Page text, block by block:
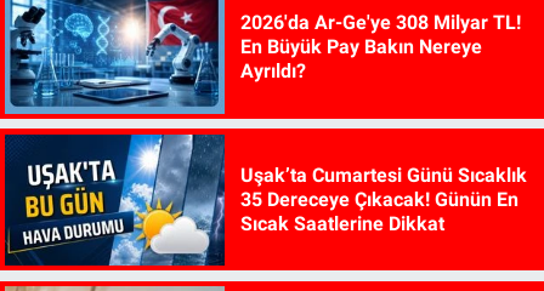
2026'da Ar-Ge'ye 308 Milyar TL!
En Büyük Pay Bakın Nereye
Ayrıldı?
Uşak’ta Cumartesi Günü Sıcaklık
35 Dereceye Çıkacak! Günün En
Sıcak Saatlerine Dikkat